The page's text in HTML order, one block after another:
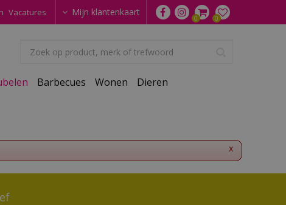
Vacatures Mijn klantenkaart
Barbecues Wonen Dieren
x